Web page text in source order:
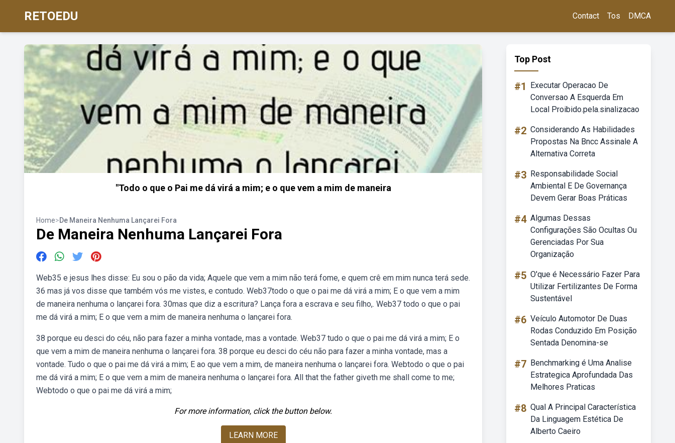
RETOEDU Contact Tos DMCA
"Todo o que o Pai me dá virá a mim; e o que vem a mim de maneira
Home>De Maneira Nenhuma Lançarei Fora
De Maneira Nenhuma Lançarei Fora
Web35 e jesus lhes disse: Eu sou o pão da vida; Aquele que vem a mim não terá fome, e quem crê em mim nunca terá sede.
36 mas já vos disse que também vós me vistes, e contudo. Web37todo o que o pai me dá virá a mim; E o que vem a mim
de maneira nenhuma o lançarei fora. 30mas que diz a escritura? Lança fora a escrava e seu filho,. Web37 todo o que o pai
me dá virá a mim; E o que vem a mim de maneira nenhuma o lançarei fora.
38 porque eu desci do céu, não para fazer a minha vontade, mas a vontade. Web37 tudo o que o pai me dá virá a mim; E o
que vem a mim de maneira nenhuma o lançarei fora. 38 porque eu desci do céu não para fazer a minha vontade, mas a
vontade. Tudo o que o pai me dá virá a mim; E ao que vem a mim, de maneira nenhuma o lançarei fora. Webtodo o que o pai
me dá virá a mim; E o que vem a mim de maneira nenhuma o lançarei fora. All that the father giveth me shall come to me;
Webtodo o que o pai me dá virá a mim;
For more information, click the button below.
LEARN MORE
Top Post
#1
Executar Operacao De
Conversao A Esquerda Em
Local Proibido.pela.sinalizacao
#2 Considerando As Habilidades
Propostas Na Bncc Assinale A
Alternativa Correta
#3 Responsabilidade Social
Ambiental E De Governança
Devem Gerar Boas Práticas
#4 Algumas Dessas
Configurações São Ocultas Ou
Gerenciadas Por Sua
Organização
#5 O'que é Necessário Fazer Para
Utilizar Fertilizantes De Forma
Sustentável
#6 Veículo Automotor De Duas
Rodas Conduzido Em Posição
Sentada Denomina-se
#7 Benchmarking é Uma Analise
Estrategica Aprofundada Das
Melhores Praticas
#8 Qual A Principal Característica
Da Linguagem Estética De
Alberto Caeiro